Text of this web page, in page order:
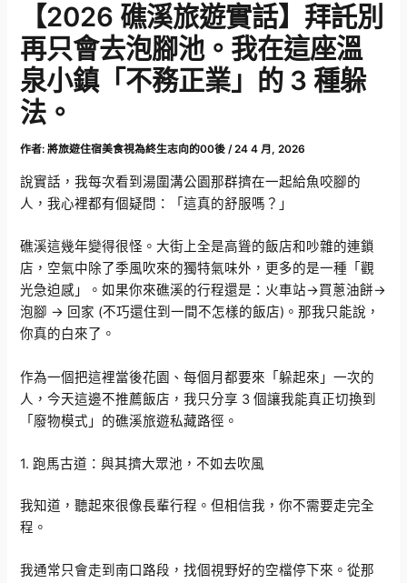
【2026 礁溪旅遊實話】拜託別
再只會去泡腳池。我在這座溫
泉小鎮「不務正業」的 3 種躲
法。
作者:將旅遊住宿美食視為終生志向的00後/24 4 月, 2026
說實話，我每次看到湯圍溝公園那群擠在一起給魚咬腳的
人，我心裡都有個疑問：「這真的舒服嗎？」
礁溪這幾年變得很怪。大街上全是高聳的飯店和吵雜的連鎖
店，空氣中除了季風吹來的獨特氣味外，更多的是一種「觀
光急迫感」。如果你來礁溪的行程還是：火車站->買蔥油餅->
泡腳 -> 回家 (不巧還住到一間不怎樣的飯店)。那我只能說，
你真的白來了。
作為一個把這裡當後花園、每個月都要來「躲起來」一次的
人，今天這邊不推薦飯店，我只分享 3 個讓我能真正切換到
「廢物模式」的礁溪旅遊私藏路徑。
1. 跑馬古道：與其擠大眾池，不如去吹風
我知道，聽起來很像長輩行程。但相信我，你不需要走完全
程。
我通常只會走到南口路段，找個視野好的空檔停下來。從那